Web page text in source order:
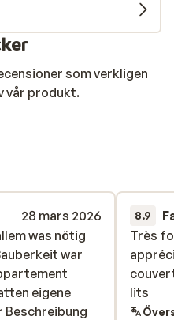
som verkligen
vår produkt.
28 mars 2026
was nötig
war
eigene
Beschreibung
was nötig
war
eigene
Beschreibung
8.9
Très
lits
Très
lits